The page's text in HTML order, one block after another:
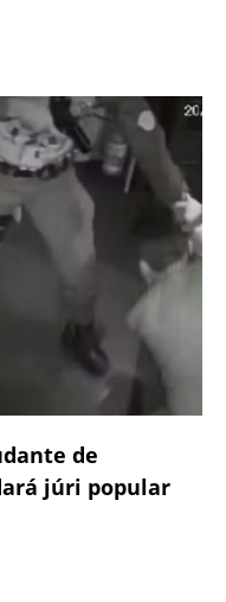
de
júri popular